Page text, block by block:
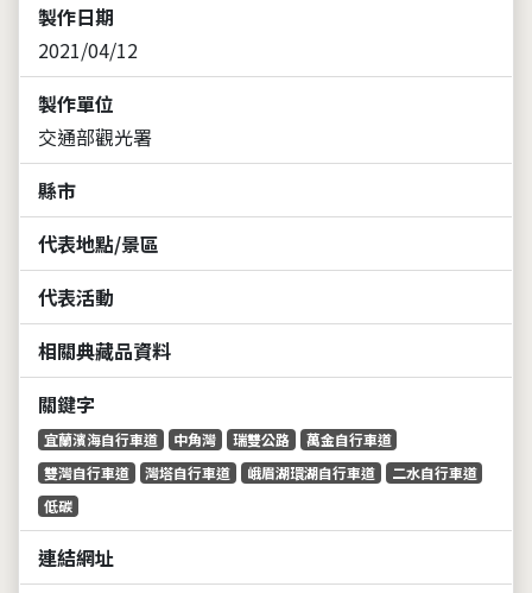
製作日期
2021/04/12
製作單位
交通部觀光署
縣市
代表地點/景區
代表活動
相關典藏品資料
關鍵字
宜蘭濱海自行車道 中角灣 瑞雙公路
萬金自行車道
雙灣自行車道
灣塔自行車道 峨眉湖環湖自行車道
二水自行車道
低碳
連結網址